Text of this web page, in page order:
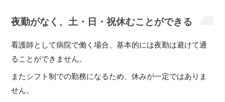
夜勤がなく、土・日・祝休むことができる
看護師として病院で働く場合、基本的には夜勤は避けて通
ることができません。
またシフト制での勤務になるため、休みが一定ではありま
せん。